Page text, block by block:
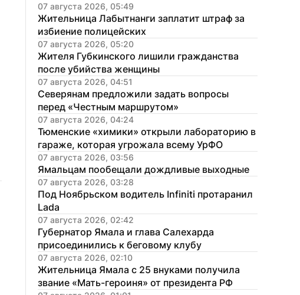
07 августа 2026, 05:49
Жительница Лабытнанги заплатит штраф за
избиение полицейских
07 августа 2026, 05:20
Жителя Губкинского лишили гражданства
после убийства женщины
07 августа 2026, 04:51
Северянам предложили задать вопросы
перед «Честным маршрутом»
07 августа 2026, 04:24
Тюменские «химики» открыли лабораторию в
гараже, которая угрожала всему УрФО
07 августа 2026, 03:56
Ямальцам пообещали дождливые выходные
07 августа 2026, 03:28
Под Ноябрьском водитель Infiniti протаранил
Lada
07 августа 2026, 02:42
Губернатор Ямала и глава Салехарда
присоединились к беговому клубу
07 августа 2026, 02:10
Жительница Ямала с 25 внуками получила
звание «Мать-героиня» от президента РФ